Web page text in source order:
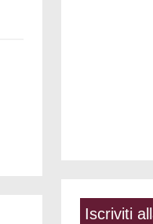
Iscriviti